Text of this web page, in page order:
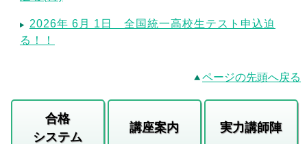
2026年 6月 1日 全国統一高校生テスト申込迫
る！！
ページの先頭へ戻る
合格
システム
講座案内 実力講師陣